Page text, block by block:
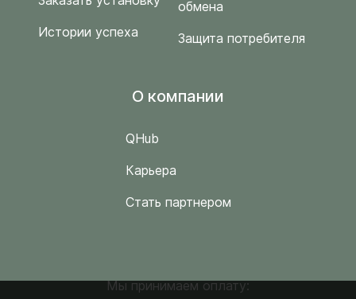
Истории успеха
обмена
Защита потребителя
O компании
QHub
Карьера
Стать партнером
Мы принимаем оплату: